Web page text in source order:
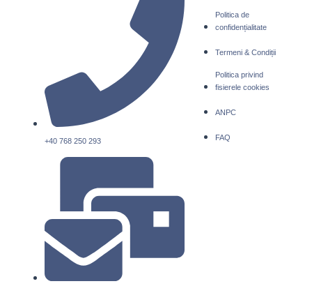
+40 768 250 293
Politica de
confidențialitate
Termeni & Condiții
Politica privind
fisierele cookies
ANPC
FAQ